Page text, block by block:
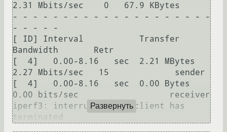
2.31 Mbits/sec    0   67.9 KBytes
- - - - - - - - - - - - - - - - - - - -
- - - - -
[ ID] Interval           Transfer
Bandwidth       Retr
[  4]   0.00-8.16   sec  2.21 MBytes
2.27 Mbits/sec   15             sender
[  4]   0.00-8.16   sec  0.00 Bytes
0.00 bits/sec                  receiver
iperf3: interrupt - the client has
Развернуть